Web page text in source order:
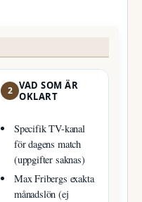
2 VAD SOM ÄR
OKLART
Specifik TV-kanal
för dagens match
(uppgifter saknas)
Max Fribergs exakta
månadslön (ej